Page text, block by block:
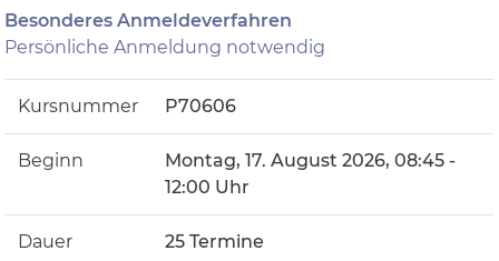
Besonderes Anmeldeverfahren
Persönliche Anmeldung notwendig
Kursnummer P70606
Beginn
Montag, 17. August 2026, 08:45 -
12:00 Uhr
Dauer 25 Termine